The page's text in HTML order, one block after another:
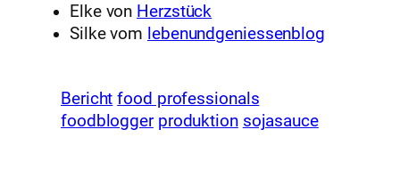
Elke von Herzstück
Silke vom lebenundgeniessenblog
Bericht food professionals
foodblogger produktion sojasauce